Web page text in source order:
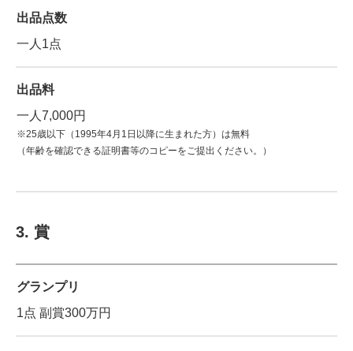
出品点数
一人1点
出品料
一人7,000円
※25歳以下（1995年4月1日以降に生まれた方）は無料
（年齢を確認できる証明書等のコピーをご提出ください。）
3. 賞
グランプリ
1点 副賞300万円